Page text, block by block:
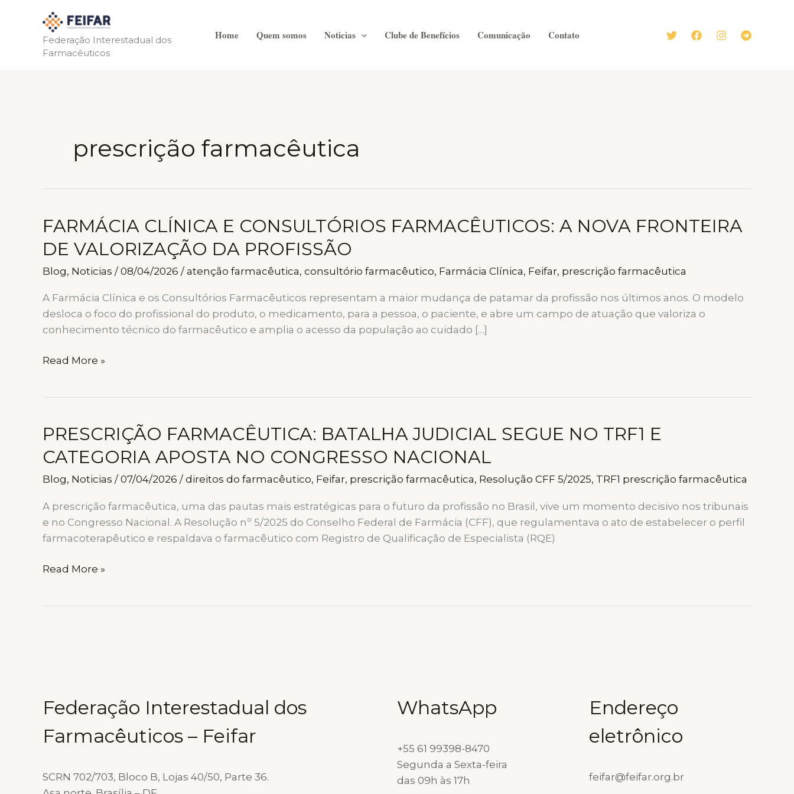
conteúdo
Federação Interestadual dos
Farmacêuticos
Home Quem somos Noticias Clube de Benefícios Comunicação Contato
prescrição farmacêutica
FARMÁCIA CLÍNICA E CONSULTÓRIOS FARMACÊUTICOS: A NOVA FRONTEIRA
DE VALORIZAÇÃO DA PROFISSÃO
Blog, Noticias /08/04/2026 /atenção farmacêutica, consultório farmacêutico, Farmácia Clínica, Feifar, prescrição farmacêutica
A Farmácia Clínica e os Consultórios Farmacêuticos representam a maior mudança de patamar da profissão nos últimos anos. O modelo
desloca o foco do profissional do produto, o medicamento, para a pessoa, o paciente, e abre um campo de atuação que valoriza o
conhecimento técnico do farmacêutico e amplia o acesso da população ao cuidado […]
FARMÁCIA
A
NOVA
VALORIZAÇÃO
DA
PROFISSÃO
Read More »
PRESCRIÇÃO FARMACÊUTICA: BATALHA JUDICIAL SEGUE NO TRF1 E
CATEGORIA APOSTA NO CONGRESSO NACIONAL
Blog, Noticias / 07/04/2026 / direitos do farmacêutico, Feifar, prescrição farmacêutica, Resolução CFF 5/2025, TRF1 prescrição farmacêutica
A prescrição farmacêutica, uma das pautas mais estratégicas para o futuro da profissão no Brasil, vive um momento decisivo nos tribunais
e no Congresso Nacional. A Resolução nº 5/2025 do Conselho Federal de Farmácia (CFF), que regulamentava o ato de estabelecer o perfil
farmacoterapêutico e respaldava o farmacêutico com Registro de Qualificação de Especialista (RQE)
PRESCRIÇÃO
APOSTA
NO
CONGRESSO
Read More »
Federação Interestadual dos
Farmacêuticos – Feifar
SCRN 702/703, Bloco B, Lojas 40/50, Parte 36.
WhatsApp
+55 61 99398-8470
Segunda a Sexta-feira
das 09h às 17h
Endereço
eletrônico
feifar@feifar.org.br